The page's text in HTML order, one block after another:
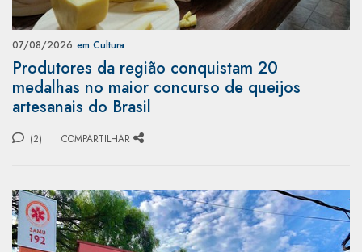
07/08/2026 em Cultura
Produtores da região conquistam 20
medalhas no maior concurso de queijos
artesanais do Brasil
(2) COMPARTILHAR